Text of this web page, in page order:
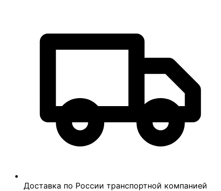
Доставка по России транспортной компанией